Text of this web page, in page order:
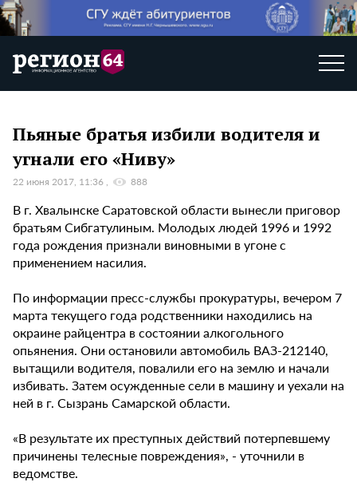
Пьяные братья избили водителя и
угнали его «Ниву»
22 июня 2017, 11:36 888
В г. Хвалынске Саратовской области вынесли приговор
братьям Сибгатулиным. Молодых людей 1996 и 1992
года рождения признали виновными в угоне с
применением насилия.
По информации пресс-службы прокуратуры, вечером 7
марта текущего года родственники находились на
окраине райцентра в состоянии алкогольного
опьянения. Они остановили автомобиль ВАЗ-212140,
вытащили водителя, повалили его на землю и начали
избивать. Затем осужденные сели в машину и уехали на
ней в г. Сызрань Самарской области.
«В результате их преступных действий потерпевшему
причинены телесные повреждения», - уточнили в
ведомстве.